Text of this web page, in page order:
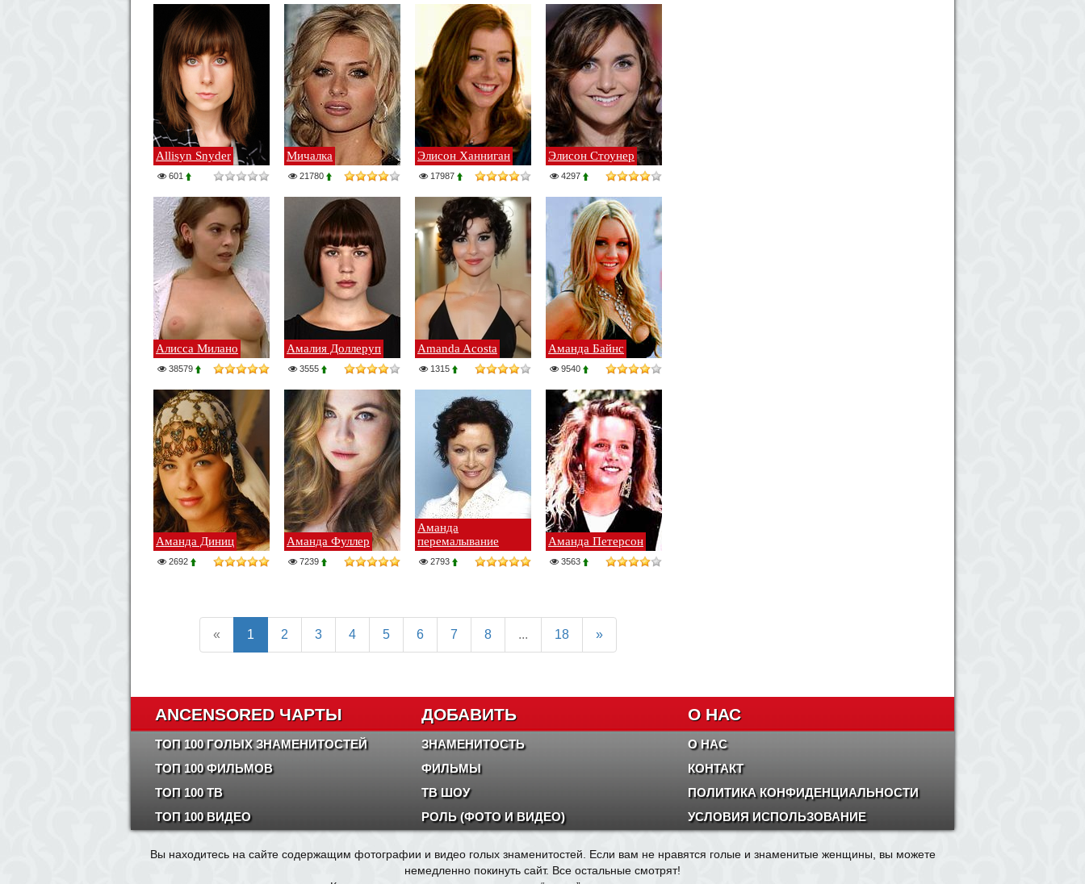
Allisyn Snyder
601
Мичалка
21780
Элисон Ханниган
17987
Элисон Стоунер
4297
Алисса Милано
38579
Амалия Доллеруп
3555
Amanda Acosta
1315
Аманда Байнс
9540
Аманда Диниц
2692
Аманда Фуллер
7239
Аманда
перемалывание
2793
Аманда Петерсон
3563
« 1 2 3 4 5 6 7 8 ... 18 »
ANCENSORED ЧАРТЫ
ТОП 100 ГОЛЫХ ЗНАМЕНИТОСТЕЙ
ТОП 100 ФИЛЬМОВ
ТОП 100 ТВ
ТОП 100 ВИДЕО
ДОБАВИТЬ
ЗНАМЕНИТОСТЬ
ФИЛЬМЫ
ТВ ШОУ
РОЛЬ (ФОТО И ВИДЕО)
О НАС
О НАС
КОНТАКТ
ПОЛИТИКА КОНФИДЕНЦИАЛЬНОСТИ
УСЛОВИЯ ИСПОЛЬЗОВАНИЕ
Вы находитесь на сайте содержащим фотографии и видео голых знаменитостей. Если вам не нравятся голые и знаменитые женщины, вы можете
немедленно покинуть сайт. Все остальные смотрят!